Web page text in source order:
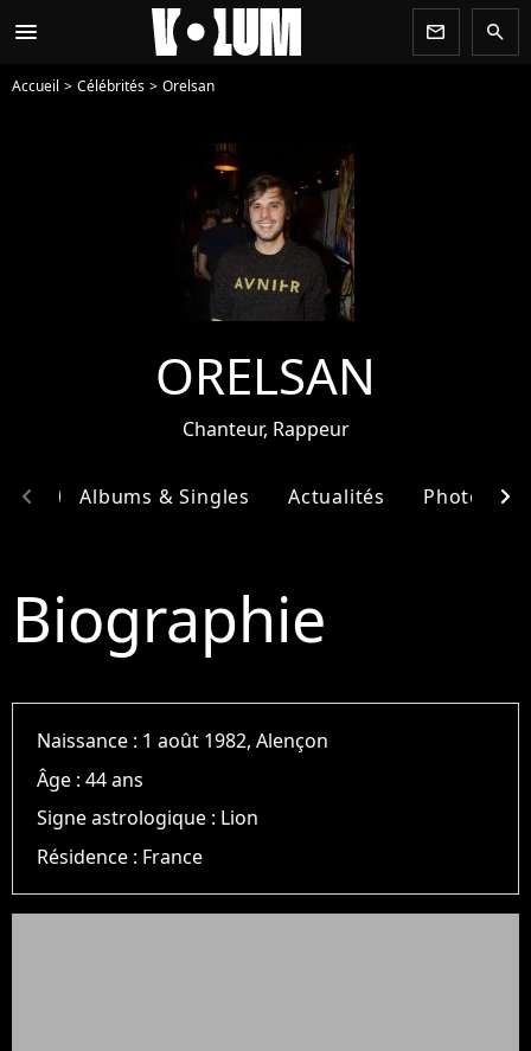
menu newsletter search
Accueil Célébrités Orelsan
ORELSAN
Chanteur, Rappeur
Albums & Singles Actualités Photos
chevron_left chevron_right
Biographie
Naissance : 1 août 1982, Alençon
Âge :44 ans
Signe astrologique : Lion
Résidence : France